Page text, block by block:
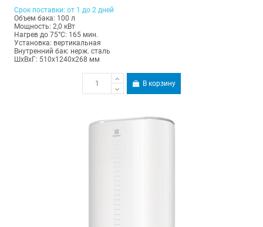
Срок поставки: от 1 до 2 дней
Объем бака: 100 л
Мощность: 2,0 кВт
Нагрев до 75°С: 165 мин.
Установка: вертикальная
Внутренний бак: нерж. сталь
ШхВхГ: 510х1240х268 мм
В корзину